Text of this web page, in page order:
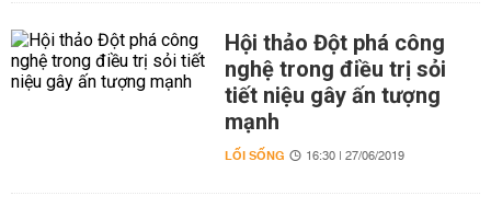
Hội thảo Đột phá công
nghệ trong điều trị sỏi
tiết niệu gây ấn tượng
mạnh
LỐI SỐNG 16:30 | 27/06/2019